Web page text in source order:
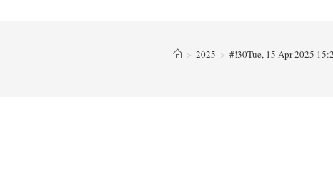
> 2025 > #!30Tue, 15 Apr 2025